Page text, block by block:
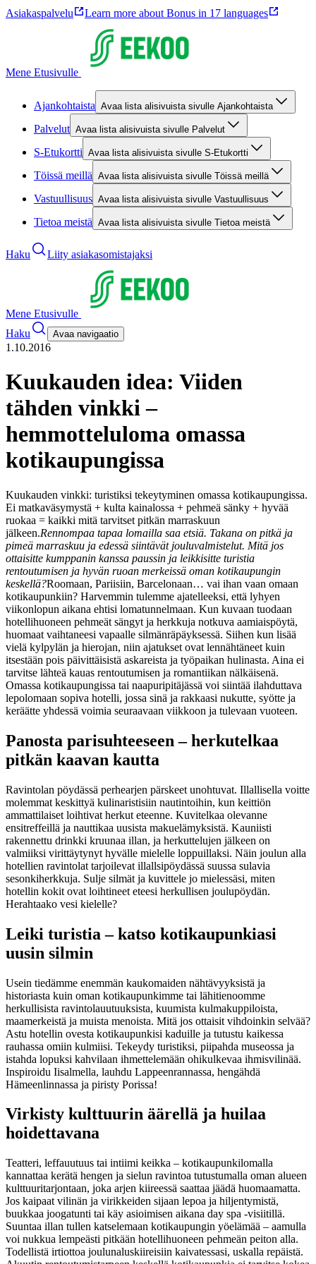
Asiakaspalvelu Learn more about Bonus in 17 languages
Mene Etusivulle
Ajankohtaista Avaa lista alisivuista sivulle Ajankohtaista
Palvelut Avaa lista alisivuista sivulle Palvelut
S-Etukortti Avaa lista alisivuista sivulle S-Etukortti
Töissä meillä Avaa lista alisivuista sivulle Töissä meillä
Vastuullisuus Avaa lista alisivuista sivulle Vastuullisuus
Tietoa meistä Avaa lista alisivuista sivulle Tietoa meistä
Haku Liity asiakasomistajaksi
Mene Etusivulle
Haku
Avaa navigaatio
1.10.2016
Kuukauden idea: Viiden
tähden vinkki –
hemmotteluloma omassa
kotikaupungissa
Kuukauden vinkki: turistiksi tekeytyminen omassa kotikaupungissa.
Ei matkaväsymystä + kulta kainalossa + pehmeä sänky + hyvää
ruokaa = kaikki mitä tarvitset pitkän marraskuun
jälkeen.Rennompaa tapaa lomailla saa etsiä. Takana on pitkä ja
pimeä marraskuu ja edessä siintävät jouluvalmistelut. Mitä jos
ottaisitte kumppanin kanssa paussin ja leikkisitte turistia
rentoutumisen ja hyvän ruoan merkeissä oman kotikaupungin
keskellä?Roomaan, Pariisiin, Barcelonaan… vai ihan vaan omaan
kotikaupunkiin? Harvemmin tulemme ajatelleeksi, että lyhyen
viikonlopun aikana ehtisi lomatunnelmaan. Kun kuvaan tuodaan
hotellihuoneen pehmeät sängyt ja herkkuja notkuva aamiaispöytä,
huomaat vaihtaneesi vapaalle silmänräpäyksessä. Siihen kun lisää
vielä kylpylän ja hierojan, niin ajatukset ovat lennähtäneet kuin
itsestään pois päivittäisistä askareista ja työpaikan hulinasta. Aina ei
tarvitse lähteä kauas rentoutumisen ja romantiikan nälkäisenä.
Omassa kotikaupungissa tai naapuripitäjässä voi siintää ilahduttava
lepolomaan sopiva hotelli, jossa sinä ja rakkaasi nukutte, syötte ja
keräätte yhdessä voimia seuraavaan viikkoon ja tulevaan vuoteen.
Panosta parisuhteeseen – herkutelkaa
pitkän kaavan kautta
Ravintolan pöydässä perhearjen pärskeet unohtuvat. Illallisella voitte
molemmat keskittyä kulinaristisiin nautintoihin, kun keittiön
ammattilaiset loihtivat herkut eteenne. Kuvitelkaa olevanne
ensitreffeillä ja nauttikaa uusista makuelämyksistä. Kauniisti
rakennettu drinkki kruunaa illan, ja herkuttelujen jälkeen on
valmiiksi virittäytynyt hyvälle mielelle loppuillaksi. Näin joulun alla
hotellien ravintolat tarjoilevat illallsipöydässä suussa sulavia
sesonkiherkkuja. Sulje silmät ja kuvittele jo mielessäsi, miten
hotellin kokit ovat loihtineet eteesi herkullisen joulupöydän.
Herahtaako vesi kielelle?
Leiki turistia – katso kotikaupunkiasi
uusin silmin
Usein tiedämme enemmän kaukomaiden nähtävyyksistä ja
historiasta kuin oman kotikaupunkimme tai lähitienoomme
herkullisista ravintolauutuuksista, kuumista kulmakuppiloista,
maamerkeistä ja muista menoista. Mitä jos ottaisit vihdoinkin selvää?
Astu hotellin ovesta kotikaupunkisi kaduille ja tutustu kaikessa
rauhassa omiin kulmiisi. Tekeydy turistiksi, piipahda museossa ja
istahda lopuksi kahvilaan ihmettelemään ohikulkevaa ihmisvilinää.
Inspiroidu Iisalmella, lauhdu Lappeenrannassa, hengähdä
Hämeenlinnassa ja piristy Porissa!
Virkisty kulttuurin äärellä ja huilaa
hoidettavana
Teatteri, leffauutuus tai intiimi keikka – kotikaupunkilomalla
kannattaa kerätä hengen ja sielun ravintoa tutustumalla oman alueen
kulttuuritarjontaan, joka arjen kiireessä saattaa jäädä huomaamatta.
Jos kaipaat vilinän ja virikkeiden sijaan lepoa ja hiljentymistä,
buukkaa joogatunti tai käy asioimisen aikana day spa -visiitillä.
Suuntaa illan tullen katselemaan kotikaupungin yöelämää – aamulla
voi nukkua lempeästi pitkään hotellihuoneen pehmeän peiton alla.
Todellistä irtiottoa joulunaluskiireisiin kaivatessasi, uskalla repäistä.